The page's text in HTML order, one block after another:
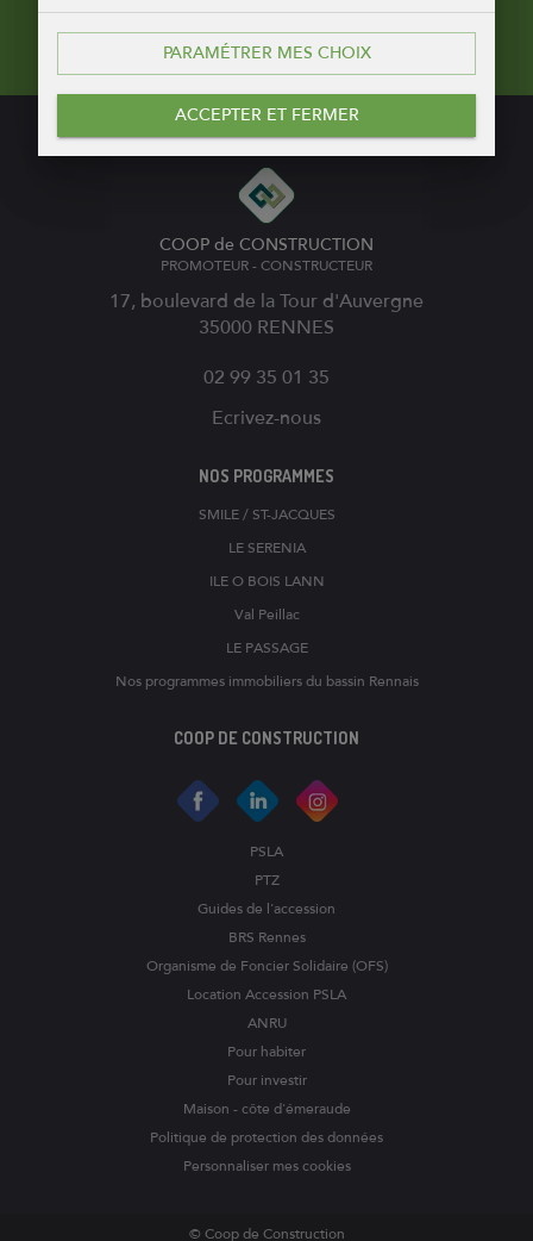
Pour recevoir notre newsletter !
CONTACT
COOP de CONSTRUCTION
PROMOTEUR - CONSTRUCTEUR
17, boulevard de la Tour d'Auvergne
35000 RENNES
02 99 35 01 35
Ecrivez-nous
NOS PROGRAMMES
SMILE / ST-JACQUES
LE SERENIA
ILE O BOIS LANN
Val Peillac
LE PASSAGE
Nos programmes immobiliers du bassin Rennais
COOP DE CONSTRUCTION
PSLA
PTZ
Guides de l'accession
BRS Rennes
Organisme de Foncier Solidaire (OFS)
Location Accession PSLA
ANRU
Pour habiter
Pour investir
Maison - côte d'émeraude
Politique de protection des données
Personnaliser mes cookies
© Coop de Construction
PARAMÉTRER MES CHOIX
ACCEPTER ET FERMER